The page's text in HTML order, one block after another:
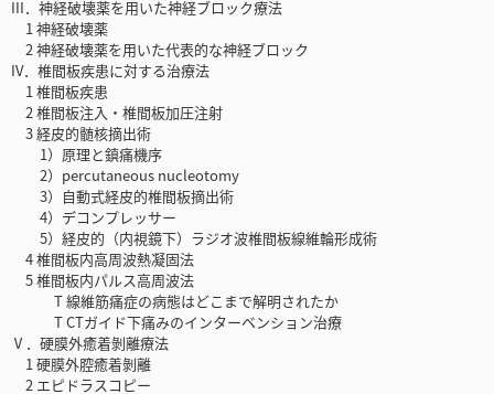
III．神経破壊薬を用いた神経ブロック療法
1 神経破壊薬
2 神経破壊薬を用いた代表的な神経ブロック
IV．椎間板疾患に対する治療法
1 椎間板疾患
2 椎間板注入・椎間板加圧注射
3 経皮的髄核摘出術
1）原理と鎮痛機序
2）percutaneous nucleotomy
3）自動式経皮的椎間板摘出術
4）デコンプレッサー
5）経皮的（内視鏡下）ラジオ波椎間板線維輪形成術
4 椎間板内高周波熱凝固法
5 椎間板内パルス高周波法
T 線維筋痛症の病態はどこまで解明されたか
T CTガイド下痛みのインターベンション治療
Ⅴ．硬膜外癒着剝離療法
1 硬膜外腔癒着剝離
2 エピドラスコピー